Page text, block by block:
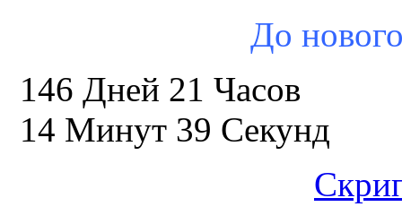
До
146 Дней 21 Часов
14 Минут 39 Секунд